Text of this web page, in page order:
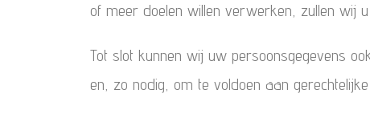
of meer doelen willen verwerken, zullen wij
Tot slot kunnen wij uw persoonsgegevens
en, zo nodig, om te voldoen aan